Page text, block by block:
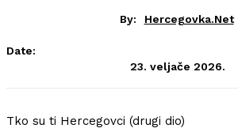
By: Hercegovka.net
Date:
23. veljače 2026.
Tko su ti Hercegovci (drugi dio)